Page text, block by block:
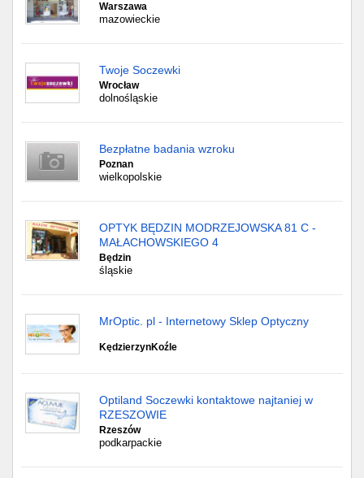
Warszawa
mazowieckie
Twoje Soczewki
Wrocław
dolnośląskie
Bezpłatne badania wzroku
Poznan
wielkopolskie
OPTYK BĘDZIN MODRZEJOWSKA 81 C -
MAŁACHOWSKIEGO 4
Będzin
śląskie
MrOptic. pl - Internetowy Sklep Optyczny
KędzierzynKoźle
Optiland Soczewki kontaktowe najtaniej w
RZESZOWIE
Rzeszów
podkarpackie